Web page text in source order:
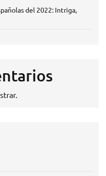
del 2022: Intriga,